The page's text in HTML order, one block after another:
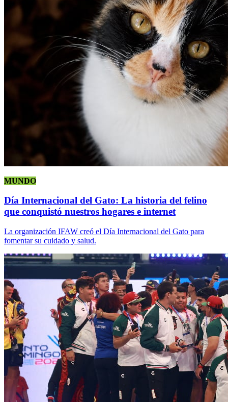
MUNDO
Día Internacional del Gato: La historia del felino
que conquistó nuestros hogares e internet
La organización IFAW creó el Día Internacional del Gato para
fomentar su cuidado y salud.